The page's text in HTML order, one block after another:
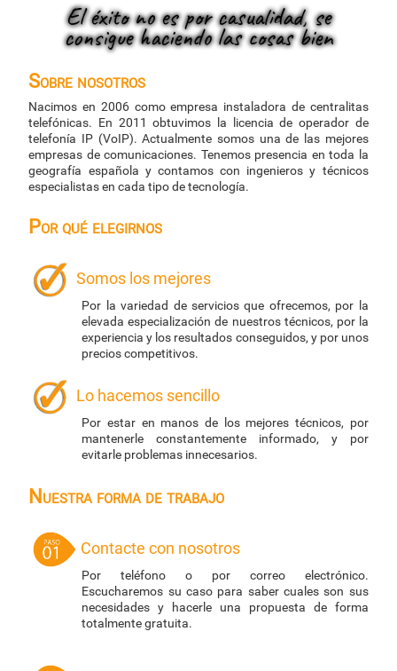
El éxito no es por casualidad, se
consigue haciendo las cosas bien
Sobre nosotros
Nacimos en 2006 como empresa instaladora de centralitas
telefónicas. En 2011 obtuvimos la licencia de operador de
telefonía IP (VoIP). Actualmente somos una de las mejores
empresas de comunicaciones. Tenemos presencia en toda la
geografía española y contamos con ingenieros y técnicos
especialistas en cada tipo de tecnología.
Por qué elegirnos
Somos los mejores
Por la variedad de servicios que ofrecemos, por la
elevada especialización de nuestros técnicos, por la
experiencia y los resultados conseguidos, y por unos
precios competitivos.
Lo hacemos sencillo
Por estar en manos de los mejores técnicos, por
mantenerle constantemente informado, y por
evitarle problemas innecesarios.
Nuestra forma de trabajo
Contacte con nosotros
Por teléfono o por correo electrónico.
Escucharemos su caso para saber cuales son sus
necesidades y hacerle una propuesta de forma
totalmente gratuita.